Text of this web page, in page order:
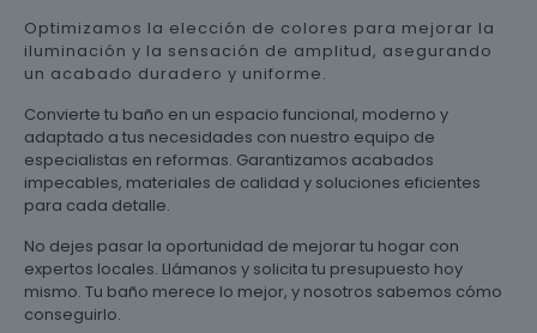
Optimizamos la elección de colores para mejorar la
iluminación y la sensación de amplitud, asegurando
un acabado duradero y uniforme.
Convierte tu baño en un espacio funcional, moderno y
adaptado a tus necesidades con nuestro equipo de
especialistas en reformas. Garantizamos acabados
impecables, materiales de calidad y soluciones eficientes
para cada detalle.
No dejes pasar la oportunidad de mejorar tu hogar con
expertos locales. Llámanos y solicita tu presupuesto hoy
mismo. Tu baño merece lo mejor, y nosotros sabemos cómo
conseguirlo.